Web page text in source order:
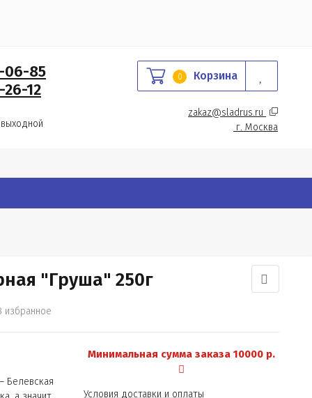
06-85
12
0 Корзина
zakaz@sladrus.ru
г. Москва
"Груша" 250г
избранное
Белевская
Минимальная сумма заказа 10000 р.
Условия доставки и оплаты